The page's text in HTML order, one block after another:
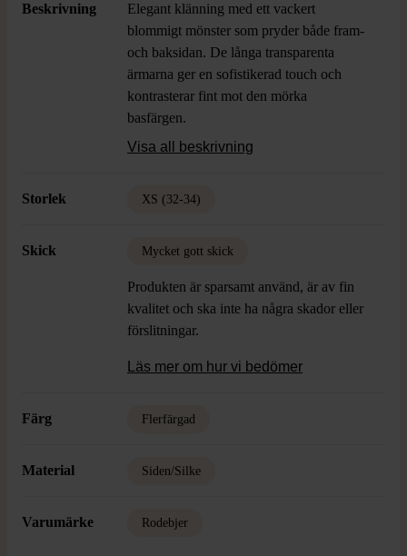
Beskrivning
Elegant klänning med ett vackert
blommigt mönster som pryder både fram-
och baksidan. De långa transparenta
ärmarna ger en sofistikerad touch och
kontrasterar fint mot den mörka
basfärgen.
Visa all beskrivning
Storlek XS (32-34)
Skick Mycket gott skick
Produkten är sparsamt använd, är av fin
kvalitet och ska inte ha några skador eller
förslitningar.
Läs mer om hur vi bedömer
Färg Flerfärgad
Material Siden/Silke
Varumärke Rodebjer